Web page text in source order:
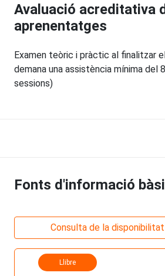
Avaluació acreditativa
aprenentatges
Examen teòric i pràctic al finalitzar
demana una assistència mínima del
sessions)
Fonts d'informació
Consulta de la
Llibre